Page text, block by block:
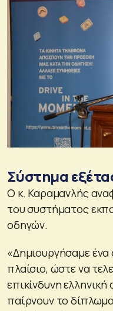
Σύστημα
Ο κ. Καραμανλής
του συστήματος
οδηγών.
«Δημιουργήσαμε ένα
πλαίσιο, ώστε να
επικίνδυνη
παίρνουν το